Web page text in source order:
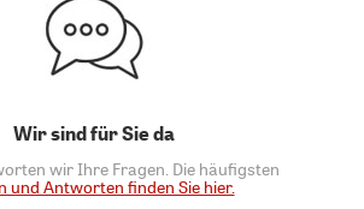
Wir sind für Sie da
wir Ihre Fragen. Die häufigsten
und Antworten finden Sie hier.